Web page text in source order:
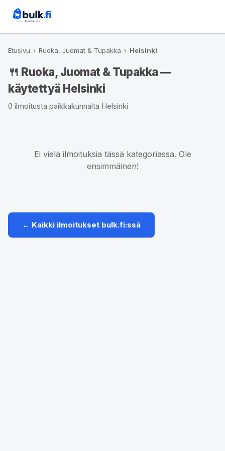
Etusivu › Ruoka, Juomat & Tupakka › Helsinki
🍴 Ruoka, Juomat & Tupakka —
käytettyä Helsinki
0 ilmoitusta paikkakunnalta Helsinki
Ei vielä ilmoituksia tässä kategoriassa. Ole
ensimmäinen!
← Kaikki ilmoitukset bulk.fi:ssä